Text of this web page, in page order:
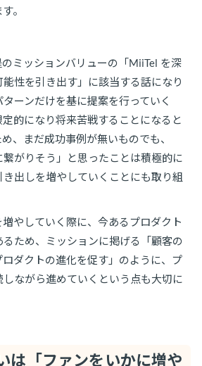
。
ミッションバリューの「MiiTel を深
性を引き出す」に該当する話になり
ーンだけを基に提案を行っていく
的になり将来苦戦することになると
、まだ成功事例が無いものでも、
繋がりそう」と思ったことは積極的に
出しを増やしていくことにも取り組
やしていく際に、今あるプロダクト
ため、ミッションに掲げる「顧客の
ダクトの進化を促す」のように、プ
ながら進めていくという点も大切に
は「ファンをいかに増や